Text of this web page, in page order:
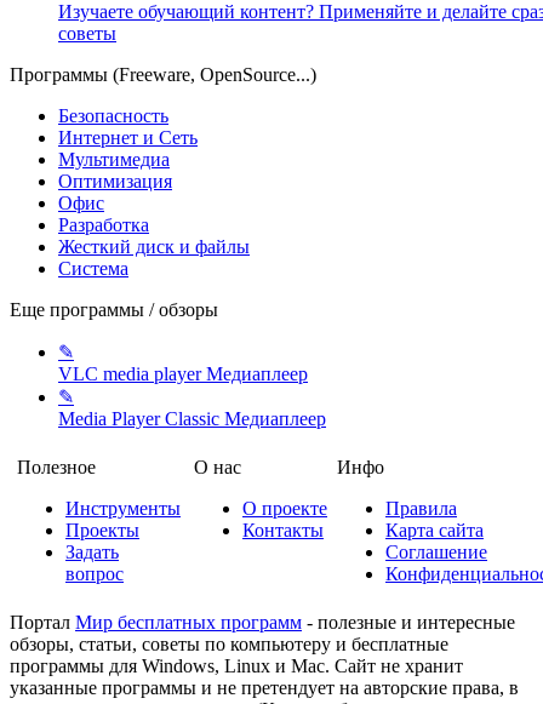
Изучаете обучающий контент? Применяйте и делайте
советы
Программы (Freeware, OpenSource...)
Безопасность
Интернет и Сеть
Мультимедиа
Оптимизация
Офис
Разработка
Жесткий диск и файлы
Система
Еще программы / обзоры
✎
VLC media playerМедиаплеер
✎
Media Player Classic Медиаплеер
Полезное
Инструменты
Проекты
Задать
вопрос
О нас
О проекте
Контакты
Инфо
Правила
Карта сайта
Соглашение
Портал Мир бесплатных программ - полезные и интересные
обзоры, статьи, советы по компьютеру и бесплатные
программы для Windows, Linux и Mac. Сайт не хранит
указанные программы и не претендует на авторские права, в